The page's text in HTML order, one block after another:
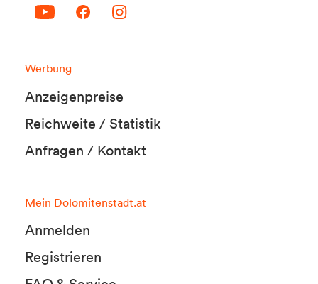
Werbung
Anzeigenpreise
Reichweite / Statistik
Anfragen / Kontakt
Mein Dolomitenstadt.at
Anmelden
Registrieren